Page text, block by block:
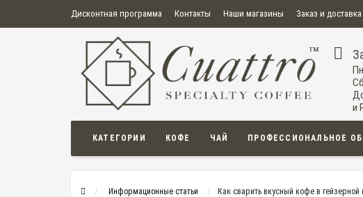
Дисконтная программа Контакты Наши магазины Заказ и доставка
О нас Оплата Правила продажи товаров
Политика конфиденциальности
Политика в отношении обработки персональных данных
Пользовательское соглашение
и
КАТЕГОРИИ КОФЕ ЧАЙ ПРОФЕССИОНАЛЬНОЕ
Информационные статьи Как cварить вкусный кофе в